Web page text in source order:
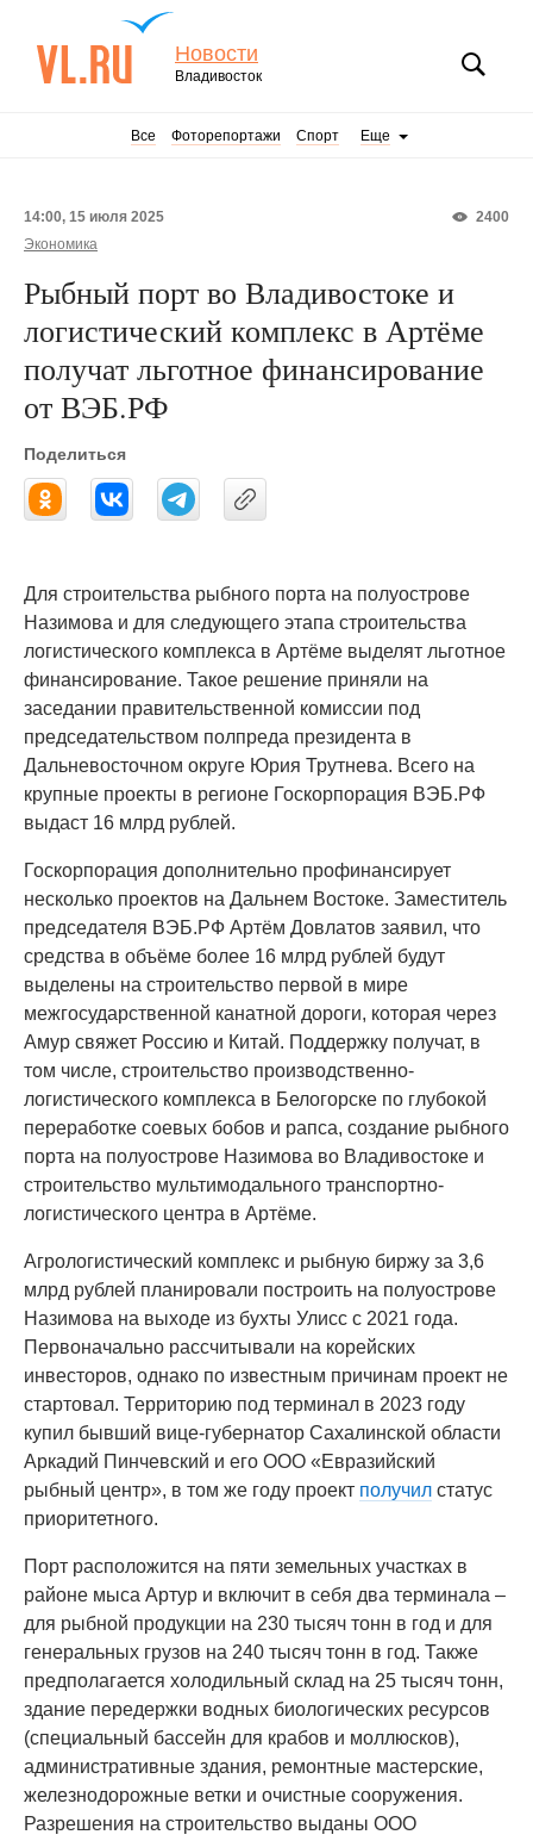
Новости
Владивосток
Все Фоторепортажи Спорт Еще
2400
14:00, 15 июля 2025
Экономика
Рыбный порт во Владивостоке и
логистический комплекс в Артёме
получат льготное финансирование
от ВЭБ.РФ
Поделиться
Для строительства рыбного порта на полуострове
Назимова и для следующего этапа строительства
логистического комплекса в Артёме выделят льготное
финансирование. Такое решение приняли на
заседании правительственной комиссии под
председательством полпреда президента в
Дальневосточном округе Юрия Трутнева. Всего на
крупные проекты в регионе Госкорпорация ВЭБ.РФ
выдаст 16 млрд рублей.
Госкорпорация дополнительно профинансирует
несколько проектов на Дальнем Востоке. Заместитель
председателя ВЭБ.РФ Артём Довлатов заявил, что
средства в объёме более 16 млрд рублей будут
выделены на строительство первой в мире
межгосударственной канатной дороги, которая через
Амур свяжет Россию и Китай. Поддержку получат, в
том числе, строительство производственно-
логистического комплекса в Белогорске по глубокой
переработке соевых бобов и рапса, создание рыбного
порта на полуострове Назимова во Владивостоке и
строительство мультимодального транспортно-
логистического центра в Артёме.
Агрологистический комплекс и рыбную биржу за 3,6
млрд рублей планировали построить на полуострове
Назимова на выходе из бухты Улисс с 2021 года.
Первоначально рассчитывали на корейских
инвесторов, однако по известным причинам проект не
стартовал. Территорию под терминал в 2023 году
купил бывший вице-губернатор Сахалинской области
Аркадий Пинчевский и его ООО «Евразийский
рыбный центр», в том же году проект получил статус
приоритетного.
Порт расположится на пяти земельных участках в
районе мыса Артур и включит в себя два терминала –
для рыбной продукции на 230 тысяч тонн в год и для
генеральных грузов на 240 тысяч тонн в год. Также
предполагается холодильный склад на 25 тысяч тонн,
здание передержки водных биологических ресурсов
(специальный бассейн для крабов и моллюсков),
административные здания, ремонтные мастерские,
железнодорожные ветки и очистные сооружения.
Разрешения на строительство выданы ООО